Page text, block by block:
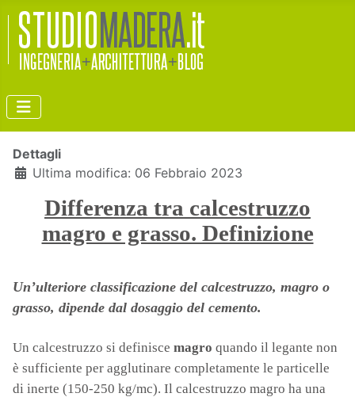
Dettagli
Ultima modifica: 06 Febbraio 2023
Differenza tra calcestruzzo
magro e grasso. Definizione
Un’ulteriore classificazione del calcestruzzo, magro o
grasso, dipende dal dosaggio del cemento.
Un calcestruzzo si definisce magro quando il legante non
è sufficiente per agglutinare completamente le particelle
di inerte (150-250 kg/mc). Il calcestruzzo magro ha una